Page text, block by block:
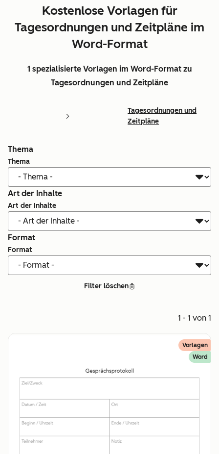
Kostenlose Vorlagen für
Tagesordnungen und Zeitpläne im
Word-Format
1 spezialisierte Vorlagen im Word-Format zu
Tagesordnungen und Zeitpläne
Tagesordnungen und
Zeitpläne
Thema
Thema
Art der Inhalte
Art der Inhalte
Format
Format
Filter löschen
1 - 1 von 1
Vorlagen
Word